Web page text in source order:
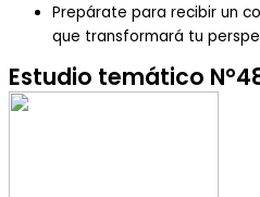
Prepárate para recibir un
que transformará tu
Estudio temático